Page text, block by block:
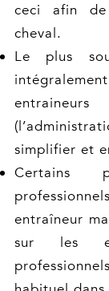
ceci afin
cheval.
Le plus
entraineurs
simplifier et
Certains
entraîneur
sur les